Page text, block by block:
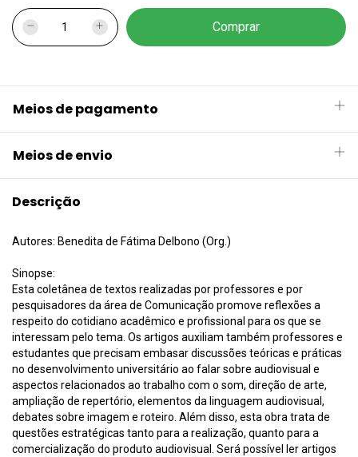
Meios de pagamento
Meios de envio
Descrição
Autores: Benedita de Fátima Delbono (Org.)
Sinopse:
Esta coletânea de textos realizadas por professores e por
pesquisadores da área de Comunicação promove reflexões a
respeito do cotidiano acadêmico e profissional para os que se
interessam pelo tema. Os artigos auxiliam também professores e
estudantes que precisam embasar discussões teóricas e práticas
no desenvolvimento universitário ao falar sobre audiovisual e
aspectos relacionados ao trabalho com o som, direção de arte,
ampliação de repertório, elementos da linguagem audiovisual,
debates sobre imagem e roteiro. Além disso, esta obra trata de
questões estratégicas tanto para a realização, quanto para a
comercialização do produto audiovisual. Será possível ler artigos